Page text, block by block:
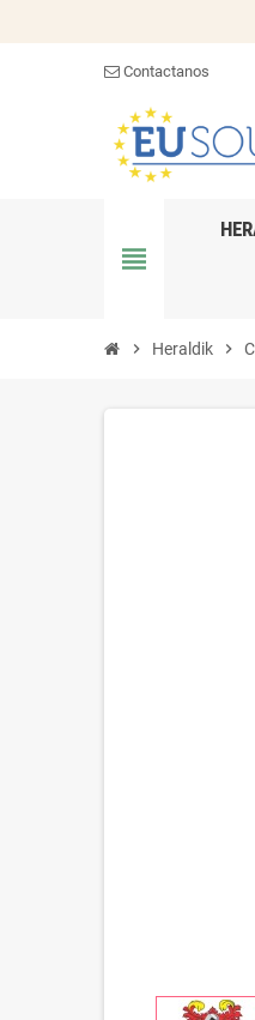
Contactanos
view_headline
chevron_right Heraldik chevron_right C